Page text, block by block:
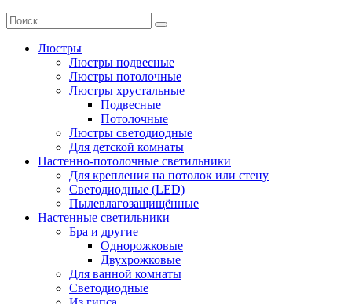
Люстры
Люстры подвесные
Люстры потолочные
Люстры хрустальные
Подвесные
Потолочные
Люстры светодиодные
Для детской комнаты
Настенно-потолочные светильники
Для крепления на потолок или стену
Светодиодные (LED)
Пылевлагозащищённые
Настенные светильники
Бра и другие
Однорожковые
Двухрожковые
Для ванной комнаты
Светодиодные